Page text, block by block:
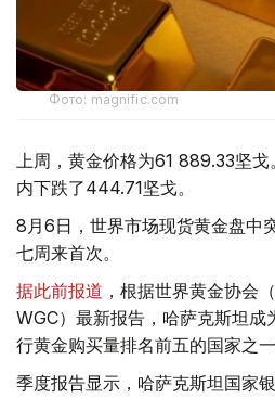
Фото: magnific.com
上周，黄金价格为61 889.33坚
内下跌了444.71坚戈。
8月6日，世界市场现货黄金盘中
七周来首次。
据此前报道 ，根据世界黄金协会
WGC）最新报告，哈萨克斯坦
行黄金购买量排名前五的国家之一
季度报告显示，哈萨克斯坦国家